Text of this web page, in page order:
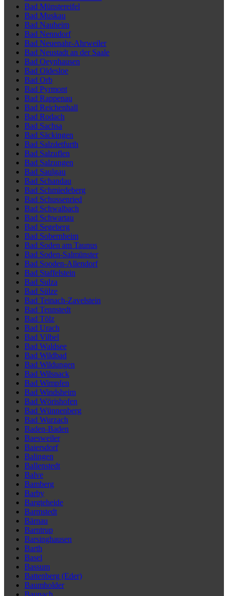
Bad Münstereifel
Bad Muskau
Bad Nauheim
Bad Nenndorf
Bad Neuenahr-Ahrweiler
Bad Neustadt an der Saale
Bad Oeynhausen
Bad Oldesloe
Bad Orb
Bad Pyrmont
Bad Rappenau
Bad Reichenhall
Bad Rodach
Bad Sachsa
Bad Säckingen
Bad Salzdetfurth
Bad Salzuflen
Bad Salzungen
Bad Saulgau
Bad Schandau
Bad Schmiedeberg
Bad Schussenried
Bad Schwalbach
Bad Schwartau
Bad Segeberg
Bad Sobernheim
Bad Soden am Taunus
Bad Soden-Salmünster
Bad Sooden-Allendorf
Bad Staffelstein
Bad Sulza
Bad Sülze
Bad Teinach-Zavelstein
Bad Tennstedt
Bad Tölz
Bad Urach
Bad Vilbel
Bad Waldsee
Bad Wildbad
Bad Wildungen
Bad Wilsnack
Bad Wimpfen
Bad Windsheim
Bad Wörishofen
Bad Wünnenberg
Bad Wurzach
Baden-Baden
Baesweiler
Baiersdorf
Balingen
Ballenstedt
Balve
Bamberg
Barby
Bargteheide
Barmstedt
Bärnau
Barntrup
Barsinghausen
Barth
Basel
Bassum
Battenberg (Eder)
Baumholder